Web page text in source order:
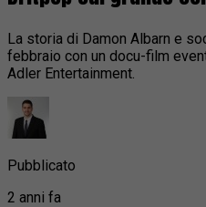
La storia di Damon Albarn e
febbraio con un docu-film
Adler Entertainment.
Pubblicato
2 anni fa